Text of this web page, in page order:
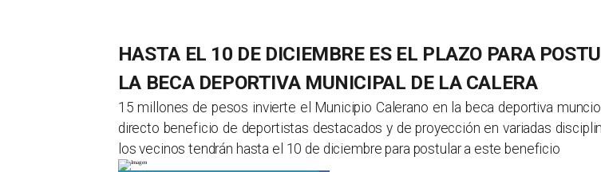
HASTA EL 10 DE DICIEMBRE ES EL PLAZO PARA
LA BECA DEPORTIVA MUNICIPAL DE LA CALERA
​15 millones de pesos invierte el Municipio Calerano en la beca deportiva
directo beneficio de deportistas destacados y de proyección en variadas
los vecinos tendrán hasta el 10 de diciembre para postular a este beneficio